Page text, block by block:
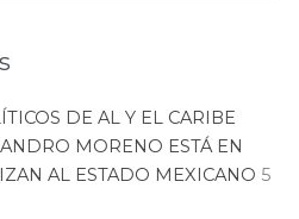
DE AL Y EL CARIBE
MORENO ESTÁ EN
AL ESTADO MEXICANO 5